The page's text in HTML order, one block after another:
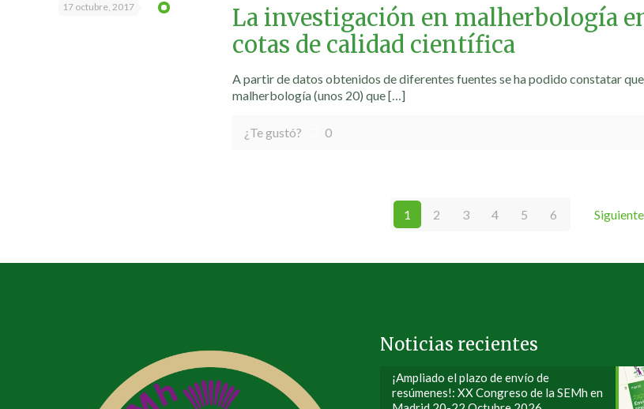
17 octubre, 2017
La investigación en malherbología
cotas de calidad científica
A partir de datos obtenidos de diferentes fuentes se ha podido constatar
malherbología (unos 20) que[…]
¿Te gustó? 0
1 2 3 4 5 6
Noticias recientes
¡Ampliado el plazo de envío de
resúmenes!: XX Congreso de la SEMh en